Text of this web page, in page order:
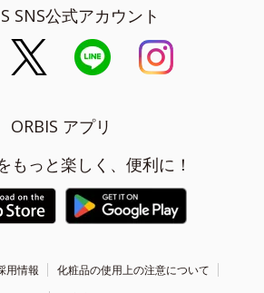
SNS公式アカウント
ORBIS アプリ
もっと楽しく、便利に！
用情報
化粧品の使用上の注意について